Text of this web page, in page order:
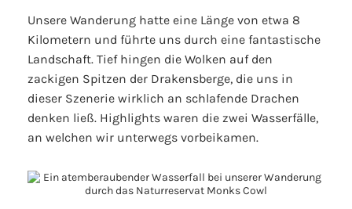
Unsere Wanderung hatte eine Länge von etwa 8
Kilometern und führte uns durch eine fantastische
Landschaft. Tief hingen die Wolken auf den
zackigen Spitzen der Drakensberge, die uns in
dieser Szenerie wirklich an schlafende Drachen
denken ließ. Highlights waren die zwei Wasserfälle,
an welchen wir unterwegs vorbeikamen.